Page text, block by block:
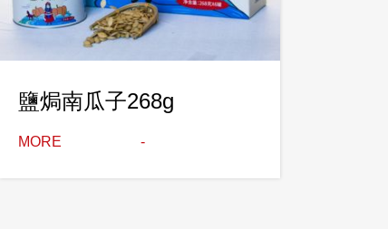
鹽焗南瓜子268g
MORE